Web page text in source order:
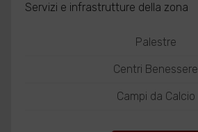
Servizi e infrastrutture della zona
Palestre
Centri Benessere
Campi da Calcio